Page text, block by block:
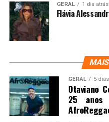
GERAL 1 dia atrás
Flávia
GERAL 5
Otaviano
25 anos